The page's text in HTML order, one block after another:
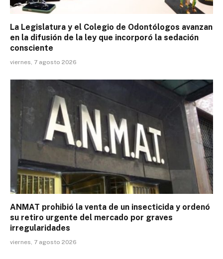
La Legislatura y el Colegio de Odontólogos avanzan
en la difusión de la ley que incorporó la sedación
consciente
viernes, 7 agosto 2026
ANMAT prohibió la venta de un insecticida y ordenó
su retiro urgente del mercado por graves
irregularidades
viernes, 7 agosto 2026